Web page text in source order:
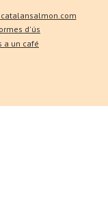
d'ús
a un café